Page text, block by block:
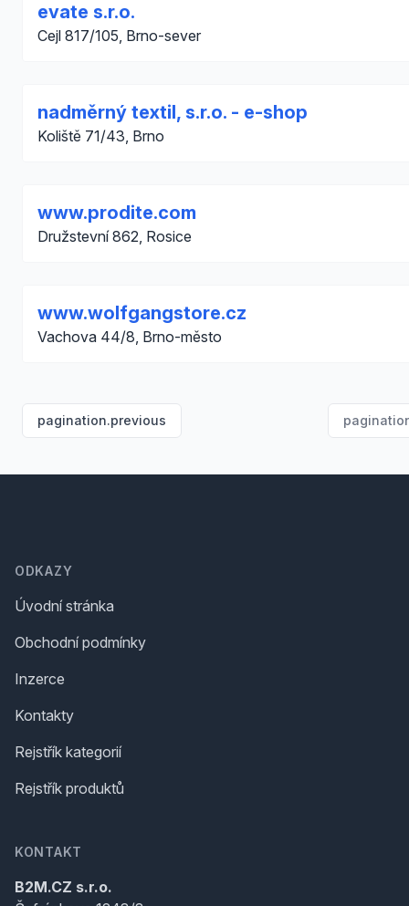
evate s.r.o.
Cejl 817/105, Brno-sever
nadměrný textil, s.r.o. - e-shop
Koliště 71/43, Brno
www.prodite.com
Družstevní 862, Rosice
www.wolfgangstore.cz
Vachova 44/8, Brno-město
pagination.previous
ODKAZY
Úvodní stránka
Obchodní podmínky
Inzerce
Kontakty
Rejstřík kategorií
Rejstřík produktů
KONTAKT
B2M.CZ s.r.o.